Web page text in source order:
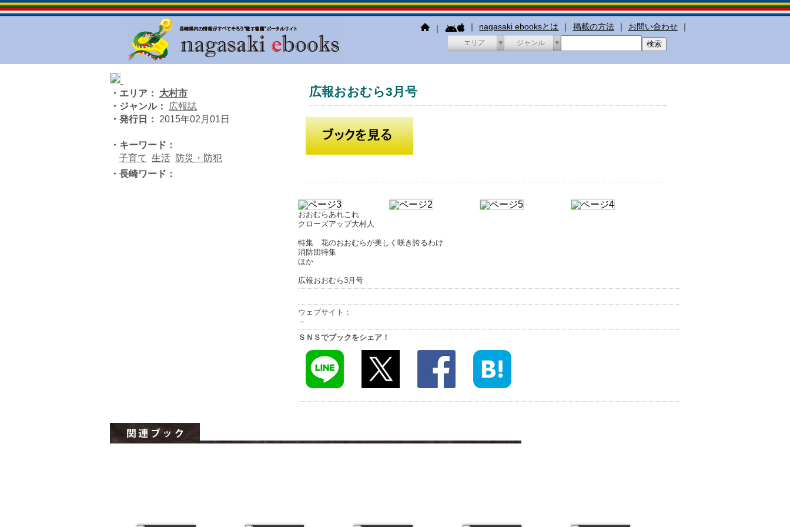
｜ ｜ nagasaki ebooksとは ｜ 掲載の方法 ｜ お問い合わせ ｜
エリア ジャンル
広報おおむら3月号
・エリア： 大村市
・ジャンル：
広報誌
・発行日：
2015年02月01日
・キーワード：
子育て 生活 防災・防犯
・長崎ワード：
おおむらあれこれ
クローズアップ大村人
特集 花のおおむらが美しく咲き誇るわけ
消防団特集
ほか
広報おおむら3月号
ウェブサイト：
－
ＳＮＳでブックをシェア！